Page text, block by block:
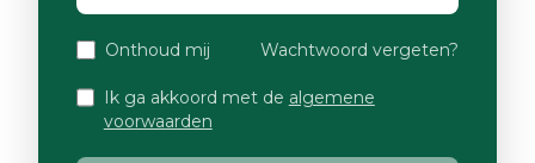
Onthoud mij Wachtwoord vergeten?
Ik ga akkoord met de algemene
voorwaarden